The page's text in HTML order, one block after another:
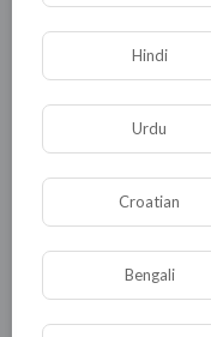
Hindi
Urdu
Croatian
Bengali